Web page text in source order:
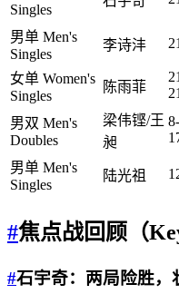
Singles
男单 Men's
Singles
李诗沣
女单 Women's
Singles
陈雨菲
男双 Men's
Doubles
梁伟铿/王
昶
男单 Men's
Singles
陆光祖
#焦点战回顾（
#石宇奇：两局险胜，